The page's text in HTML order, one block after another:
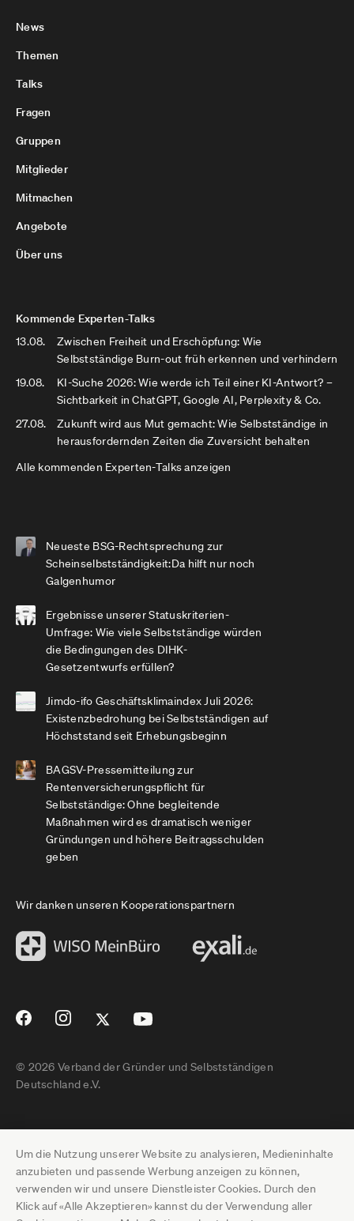
Um die Nutzung unserer Website zu analysieren, Medieninhalte
anzubieten und passende Werbung anzeigen zu können,
verwenden wir und unsere Dienstleister Cookies. Durch den
Klick auf «Alle Akzeptieren» kannst du der Verwendung aller
News
Themen
Talks
Fragen
Gruppen
Mitglieder
Mitmachen
Angebote
Über uns
Kommende Experten-Talks
13.08.
Zwischen Freiheit und Erschöpfung: Wie
Selbstständige Burn-out früh erkennen und verhindern
19.08.
KI-Suche 2026: Wie werde ich Teil einer KI-Antwort? –
Sichtbarkeit in ChatGPT, Google AI, Perplexity & Co.
27.08.
Zukunft wird aus Mut gemacht: Wie Selbstständige in
herausfordernden Zeiten die Zuversicht behalten
Alle kommenden Experten-Talks anzeigen
Neueste BSG-Rechtsprechung zur
Scheinselbstständigkeit:Da hilft nur noch
Galgenhumor
Ergebnisse unserer Statuskriterien-
Umfrage: Wie viele Selbstständige würden
die Bedingungen des DIHK-
Gesetzentwurfs erfüllen?
Jimdo-ifo Geschäftsklimaindex Juli 2026:
Existenzbedrohung bei Selbstständigen auf
Höchststand seit Erhebungsbeginn
BAGSV-Pressemitteilung zur
Rentenversicherungspflicht für
Selbstständige: Ohne begleitende
Maßnahmen wird es dramatisch weniger
Gründungen und höhere Beitragsschulden
geben
Wir danken unseren Kooperationspartnern
© 2026 Verband der Gründer und Selbstständigen
Deutschland e.V.
Impressum
Datenschutz
Pressebereich